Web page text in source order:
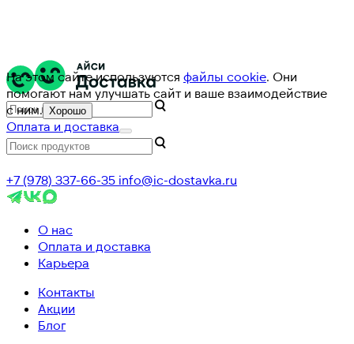
На этом сайте используются файлы cookie. Они
помогают нам улучшать сайт и ваше взаимодействие
с ним. Хорошо
Оплата и доставка
+7 (978) 337-66-35 info@ic-dostavka.ru
О нас
Оплата и доставка
Карьера
Контакты
Акции
Блог